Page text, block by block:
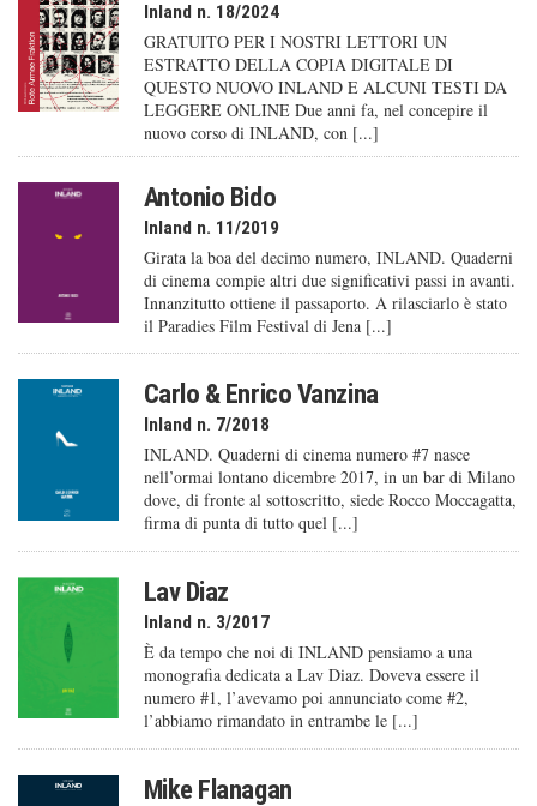
Inland n. 18/2024
GRATUITO PER I NOSTRI LETTORI UN
ESTRATTO DELLA COPIA DIGITALE DI
QUESTO NUOVO INLAND E ALCUNI TESTI DA
LEGGERE ONLINE Due anni fa, nel concepire il
nuovo corso di INLAND, con [...]
Antonio Bido
Inland n. 11/2019
Girata la boa del decimo numero, INLAND. Quaderni
di cinema compie altri due significativi passi in avanti.
Innanzitutto ottiene il passaporto. A rilasciarlo è stato
il Paradies Film Festival di Jena [...]
Carlo & Enrico Vanzina
Inland n. 7/2018
INLAND. Quaderni di cinema numero #7 nasce
nell’ormai lontano dicembre 2017, in un bar di Milano
dove, di fronte al sottoscritto, siede Rocco Moccagatta,
firma di punta di tutto quel [...]
Lav Diaz
Inland n. 3/2017
È da tempo che noi di INLAND pensiamo a una
monografia dedicata a Lav Diaz. Doveva essere il
numero #1, l’avevamo poi annunciato come #2,
l’abbiamo rimandato in entrambe le [...]
Mike Flanagan